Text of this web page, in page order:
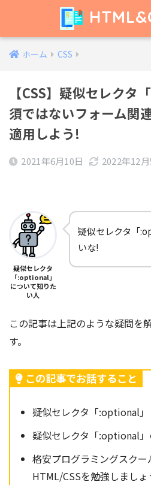
ホーム CSS
【CSS】疑似セレク
須ではないフォーム関
適用しよう!
2021年6月10日 2022年12
疑似セレクタ
「:optional」
について知りた
い人
疑似セレクタ「
いな!
この記事は上記のような疑問を
す。
この記事でお話すること
疑似セレクタ「:optional」
疑似セレクタ「:optional
格安プログラミングスクー
HTML/CSSを勉強しましょ